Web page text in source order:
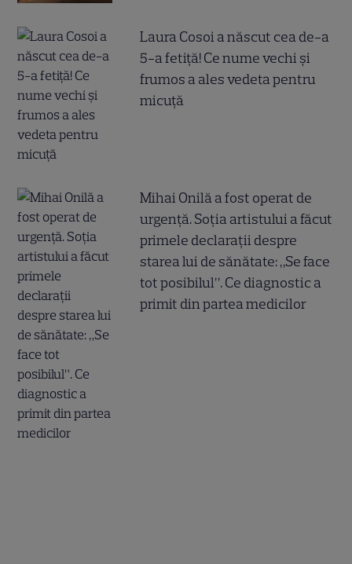
Laura Cosoi a născut cea de-a
5-a fetiță! Ce nume vechi și
frumos a ales vedeta pentru
micuță
Mihai Onilă a fost operat de
urgență. Soția artistului a făcut
primele declarații despre
starea lui de sănătate: „Se face
tot posibilul”. Ce diagnostic a
primit din partea medicilor